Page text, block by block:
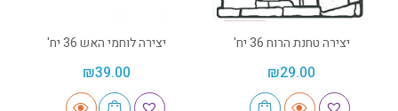
יצירה טחנת הרוח 36 יח'
₪29.00
יצירה לוחמי האש 36 יח'
₪39.00